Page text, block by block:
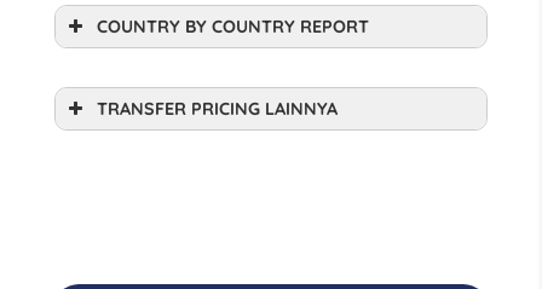
COUNTRY BY COUNTRY REPORT
TRANSFER PRICING LAINNYA